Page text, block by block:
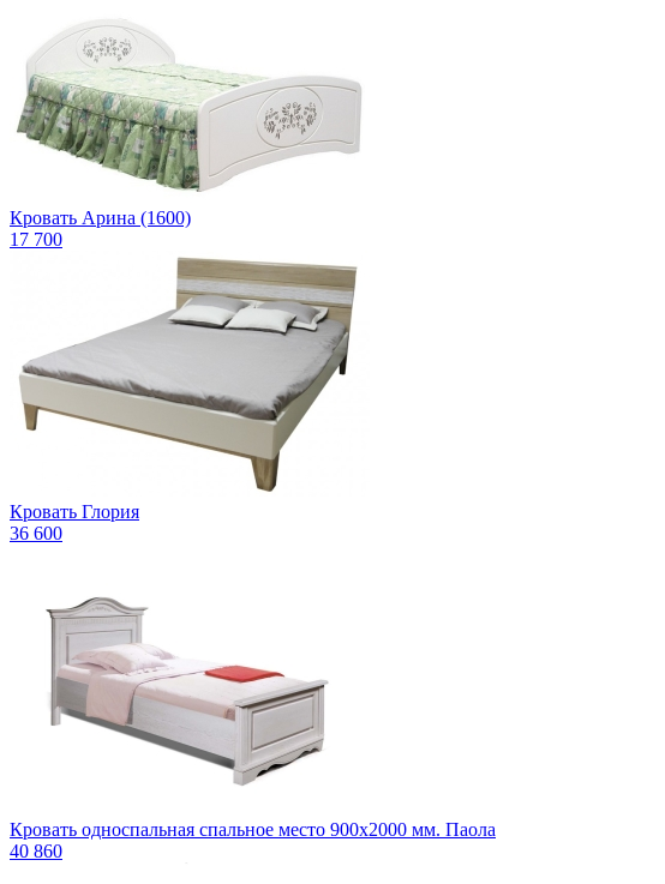
Кровать Арина (1600)
17 700
Кровать Глория
36 600
Кровать односпальная спальное место 900x2000 мм. Паола
40 860